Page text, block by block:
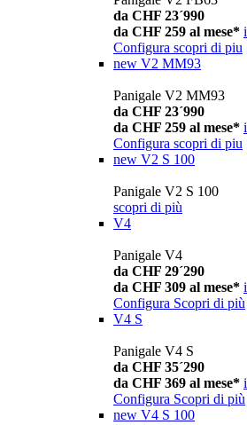
da CHF 23´990
da CHF 259 al mese* i
Configura scopri di piu
new V2 MM93
Panigale V2 MM93
da CHF 23´990
da CHF 259 al mese* i
Configura scopri di piu
new V2 S 100
Panigale V2 S 100
scopri di più
V4
Panigale V4
da CHF 29´290
da CHF 309 al mese* i
Configura Scopri di più
V4 S
Panigale V4 S
da CHF 35´290
da CHF 369 al mese* i
Configura Scopri di più
new V4 S 100